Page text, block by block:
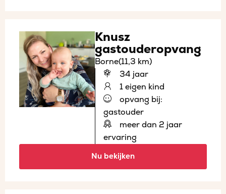
Knusz
gastouderopvang
Borne(11,3 km)
34 jaar
1 eigen kind
opvang bij:
gastouder
meer dan 2 jaar
ervaring
Nu bekijken